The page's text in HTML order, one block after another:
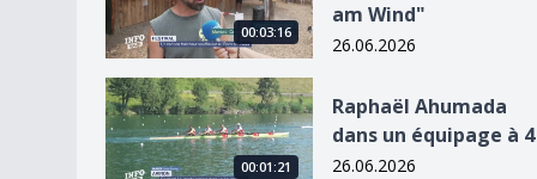
00:03:16
am Wind"
26.06.2026
Raphaël Ahumada dans un équipage à 4
00:01:21
Raphaël Ahumada
dans un équipage à 4
26.06.2026